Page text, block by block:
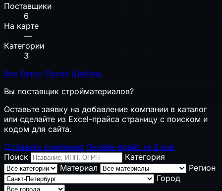
Поставщики
6
На карте
—
Категории
3
Все Бетон Песок Щебень
Вы поставщик стройматериалов?
Оставьте заявку на добавление компании в каталог
или сделайте из Excel-прайса страницу с поиском и
кодом для сайта.
Добавить компанию Онлайн-прайс из Excel
Поиск
Категория
Материал
Регион
Город